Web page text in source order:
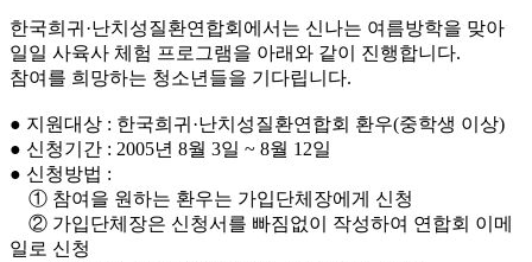
한국희귀·난치성질환연합회에서는 신나는 여름방학을 맞아
일일 사육사 체험 프로그램을 아래와 같이 진행합니다.
참여를 희망하는 청소년들을 기다립니다.
● 지원대상 : 한국희귀·난치성질환연합회 환우(중학생 이상)
● 신청기간 : 2005년 8월 3일 ~ 8월 12일
● 신청방법 :
① 참여을 원하는 환우는 가입단체장에게 신청
② 가입단체장은 신청서를 빠짐없이 작성하여 연합회 이메
일로 신청